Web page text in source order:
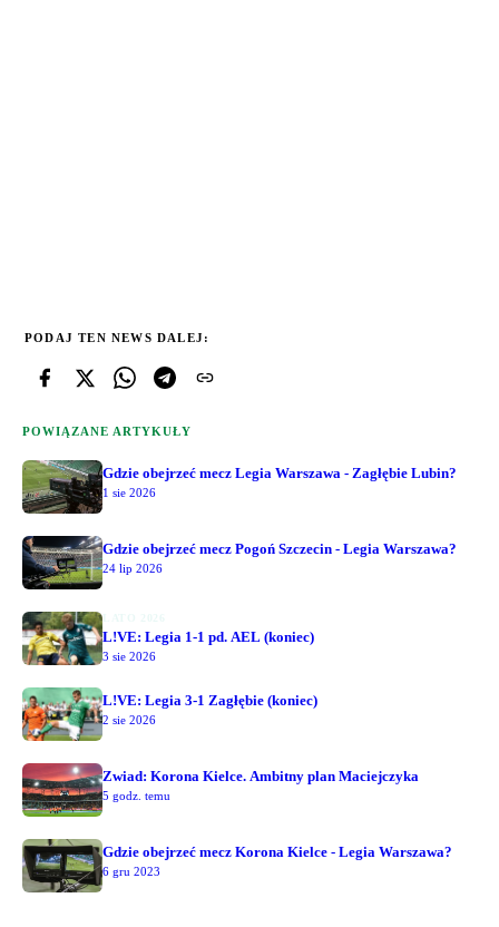
PODAJ TEN NEWS DALEJ:
POWIĄZANE ARTYKUŁY
Gdzie obejrzeć mecz Legia Warszawa - Zagłębie Lubin?
1 sie 2026
Gdzie obejrzeć mecz Pogoń Szczecin - Legia Warszawa?
24 lip 2026
L!VE: Legia 1-1 pd. AEL (koniec)
3 sie 2026
L!VE: Legia 3-1 Zagłębie (koniec)
2 sie 2026
Zwiad: Korona Kielce. Ambitny plan Maciejczyka
5 godz. temu
Gdzie obejrzeć mecz Korona Kielce - Legia Warszawa?
6 gru 2023